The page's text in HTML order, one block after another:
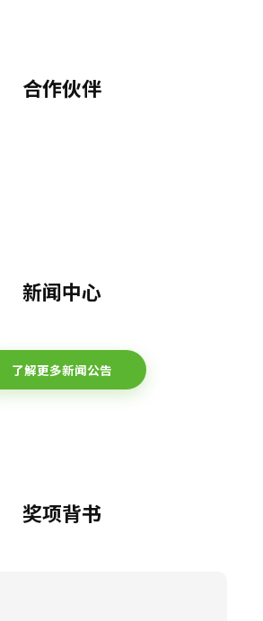
合作伙伴
新闻中心
了解更多新闻公告
奖项背书